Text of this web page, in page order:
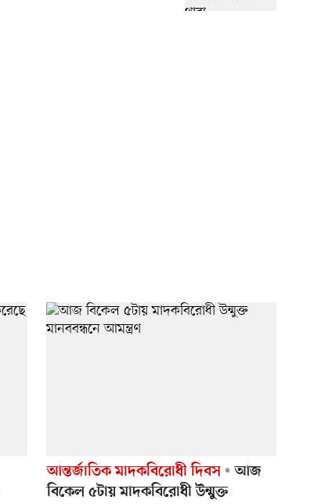
আন্তর্জাতিক মাদকবিরোধী দিবস
আজ
বিকেল ৫টায় মাদকবিরোধী উন্মুক্ত